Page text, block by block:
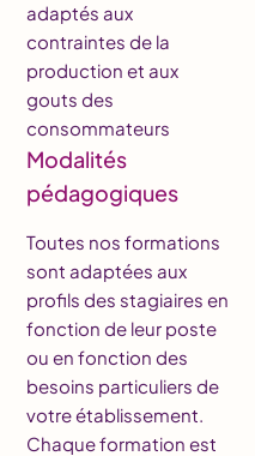
adaptés aux
contraintes de la
production et aux
gouts des
consommateurs
Modalités
pédagogiques
Toutes nos formations
sont adaptées aux
profils des stagiaires en
fonction de leur poste
ou en fonction des
besoins particuliers de
votre établissement.
Chaque formation est